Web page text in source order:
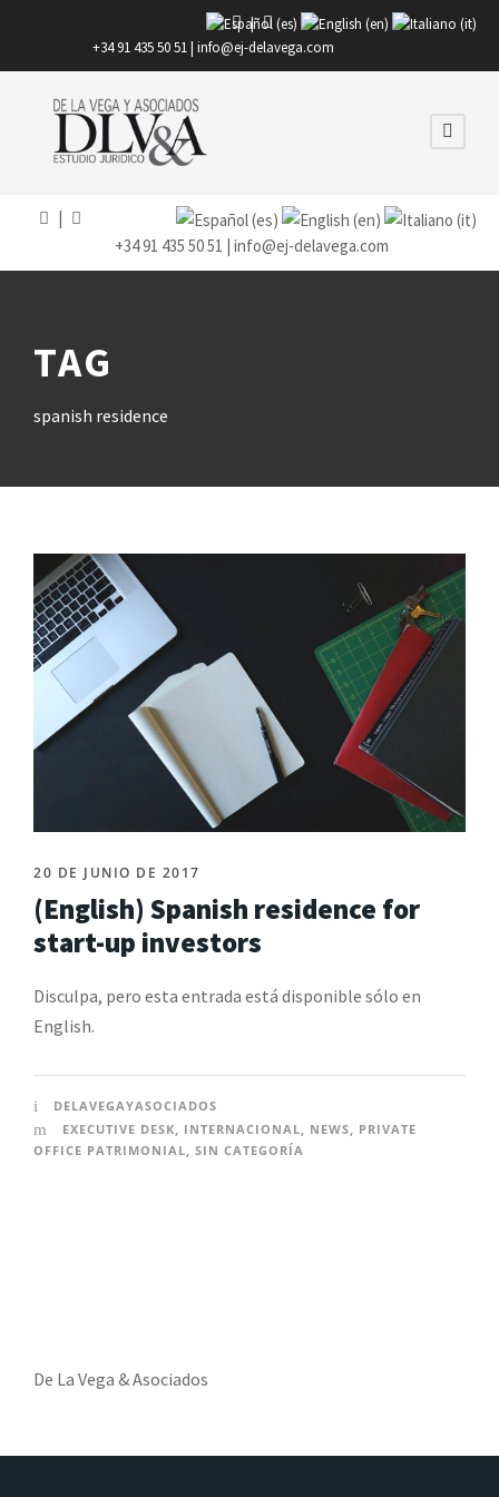
|
+34 91 435 50 51 | info@ej-delavega.com
+34 91 435 50 51 | info@ej-delavega.com
TAG
spanish residence
20 DE JUNIO DE 2017
(English) Spanish residence for
start-up investors
Disculpa, pero esta entrada está disponible sólo en
English.
DELAVEGAYASOCIADOS
EXECUTIVE DESK, INTERNACIONAL, NEWS, PRIVATE
OFFICE PATRIMONIAL, SIN CATEGORÍA
De La Vega & Asociados